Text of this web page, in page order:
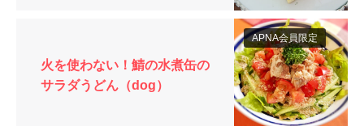
APNA会員限定
火を使わない！鯖の水煮缶の
サラダうどん（dog）